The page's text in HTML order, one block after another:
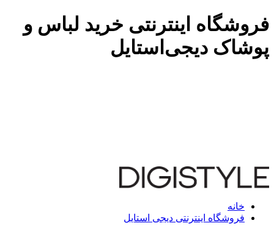
فروشگاه اینترنتی خرید لباس و
پوشاک دیجی‌استایل
خانه
فروشگاه اینترنتی دیجی استایل